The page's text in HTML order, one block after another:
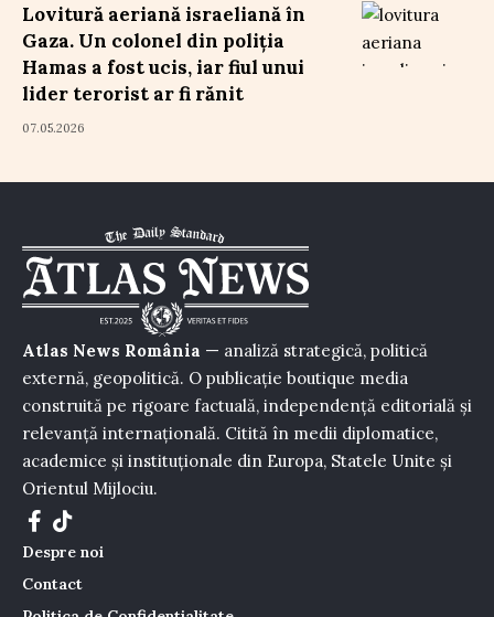
Lovitură aeriană israeliană în
Gaza. Un colonel din poliția
Hamas a fost ucis, iar fiul unui
lider terorist ar fi rănit
07.05.2026
Atlas News România — analiză strategică, politică
externă, geopolitică. O publicație boutique media
construită pe rigoare factuală, independență editorială și
relevanță internațională. Citită în medii diplomatice,
academice și instituționale din Europa, Statele Unite și
Orientul Mijlociu.
Despre noi
Contact